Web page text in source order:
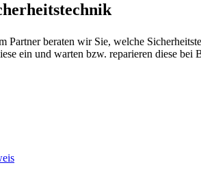
Partner beraten wir Sie, welche
ein und warten bzw. reparieren diese bei